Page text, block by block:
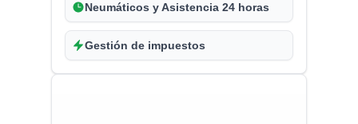
Neumáticos y Asistencia 24 horas
Gestión de impuestos